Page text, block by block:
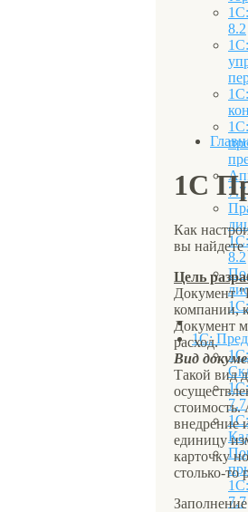
8.2
7.7
8.2
1С:
7.7
7.7
1С
Как
вы найдете
Цель
Документ
компании,
Документ
расход.
Вид
Такой вид
стоимость.
внедрение
единицу
карточку
столько-то